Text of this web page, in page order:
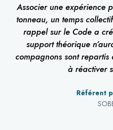
Associer une expérience
tonneau, un temps
rappel sur le Code a
support théorique
compagnons sont
à réactiver
Référent